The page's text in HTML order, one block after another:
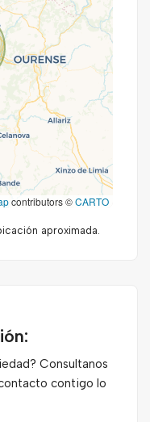
contributors ©CARTO
aproximada.
Consultanos
contigo lo